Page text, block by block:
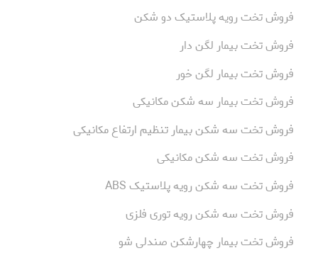
فروش تخت رویه پلاستیک دو شکن
فروش تخت بیمار لگن دار
فروش تخت بیمار لگن خور
فروش تخت بیمار سه شکن مکانیکی
فروش تخت سه شکن بیمار تنظیم ارتفاع مکانیکی
فروش تخت سه شکن مکانیکی
فروش تخت سه شکن رویه پلاستیک ABS
فروش تخت سه شکن رویه توری فلزی
فروش تخت بیمار چهارشکن صندلی شو